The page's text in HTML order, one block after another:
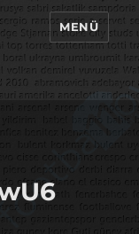
MENÜ